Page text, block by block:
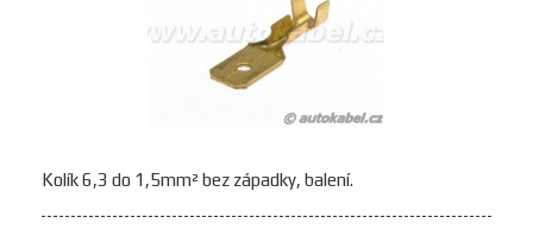
Kolík 6,3 do 1,5mm² bez západky, balení.